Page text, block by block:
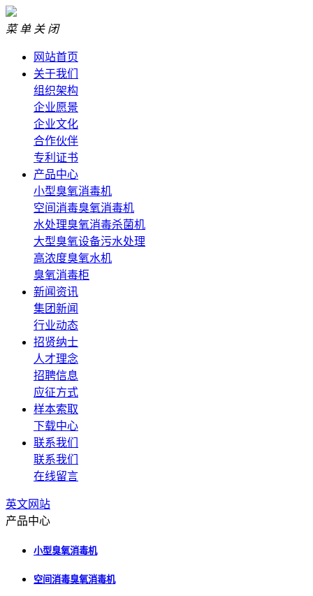
菜 单 关 闭
网站首页
关于我们
组织架构
企业愿景
企业文化
合作伙伴
专利证书
产品中心
小型臭氧消毒机
空间消毒臭氧消毒机
水处理臭氧消毒杀菌机
大型臭氧设备污水处理
高浓度臭氧水机
臭氧消毒柜
新闻资讯
集团新闻
行业动态
招贤纳士
人才理念
招聘信息
应征方式
样本索取
下载中心
联系我们
联系我们
在线留言
英文网站
产品中心
小型臭氧消毒机
空间消毒臭氧消毒机